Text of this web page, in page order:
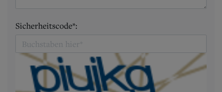
Sicherheitscode*: